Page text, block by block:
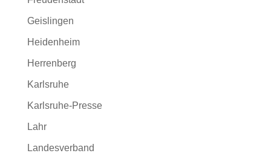
Geislingen
Heidenheim
Herrenberg
Karlsruhe
Karlsruhe-Presse
Lahr
Landesverband